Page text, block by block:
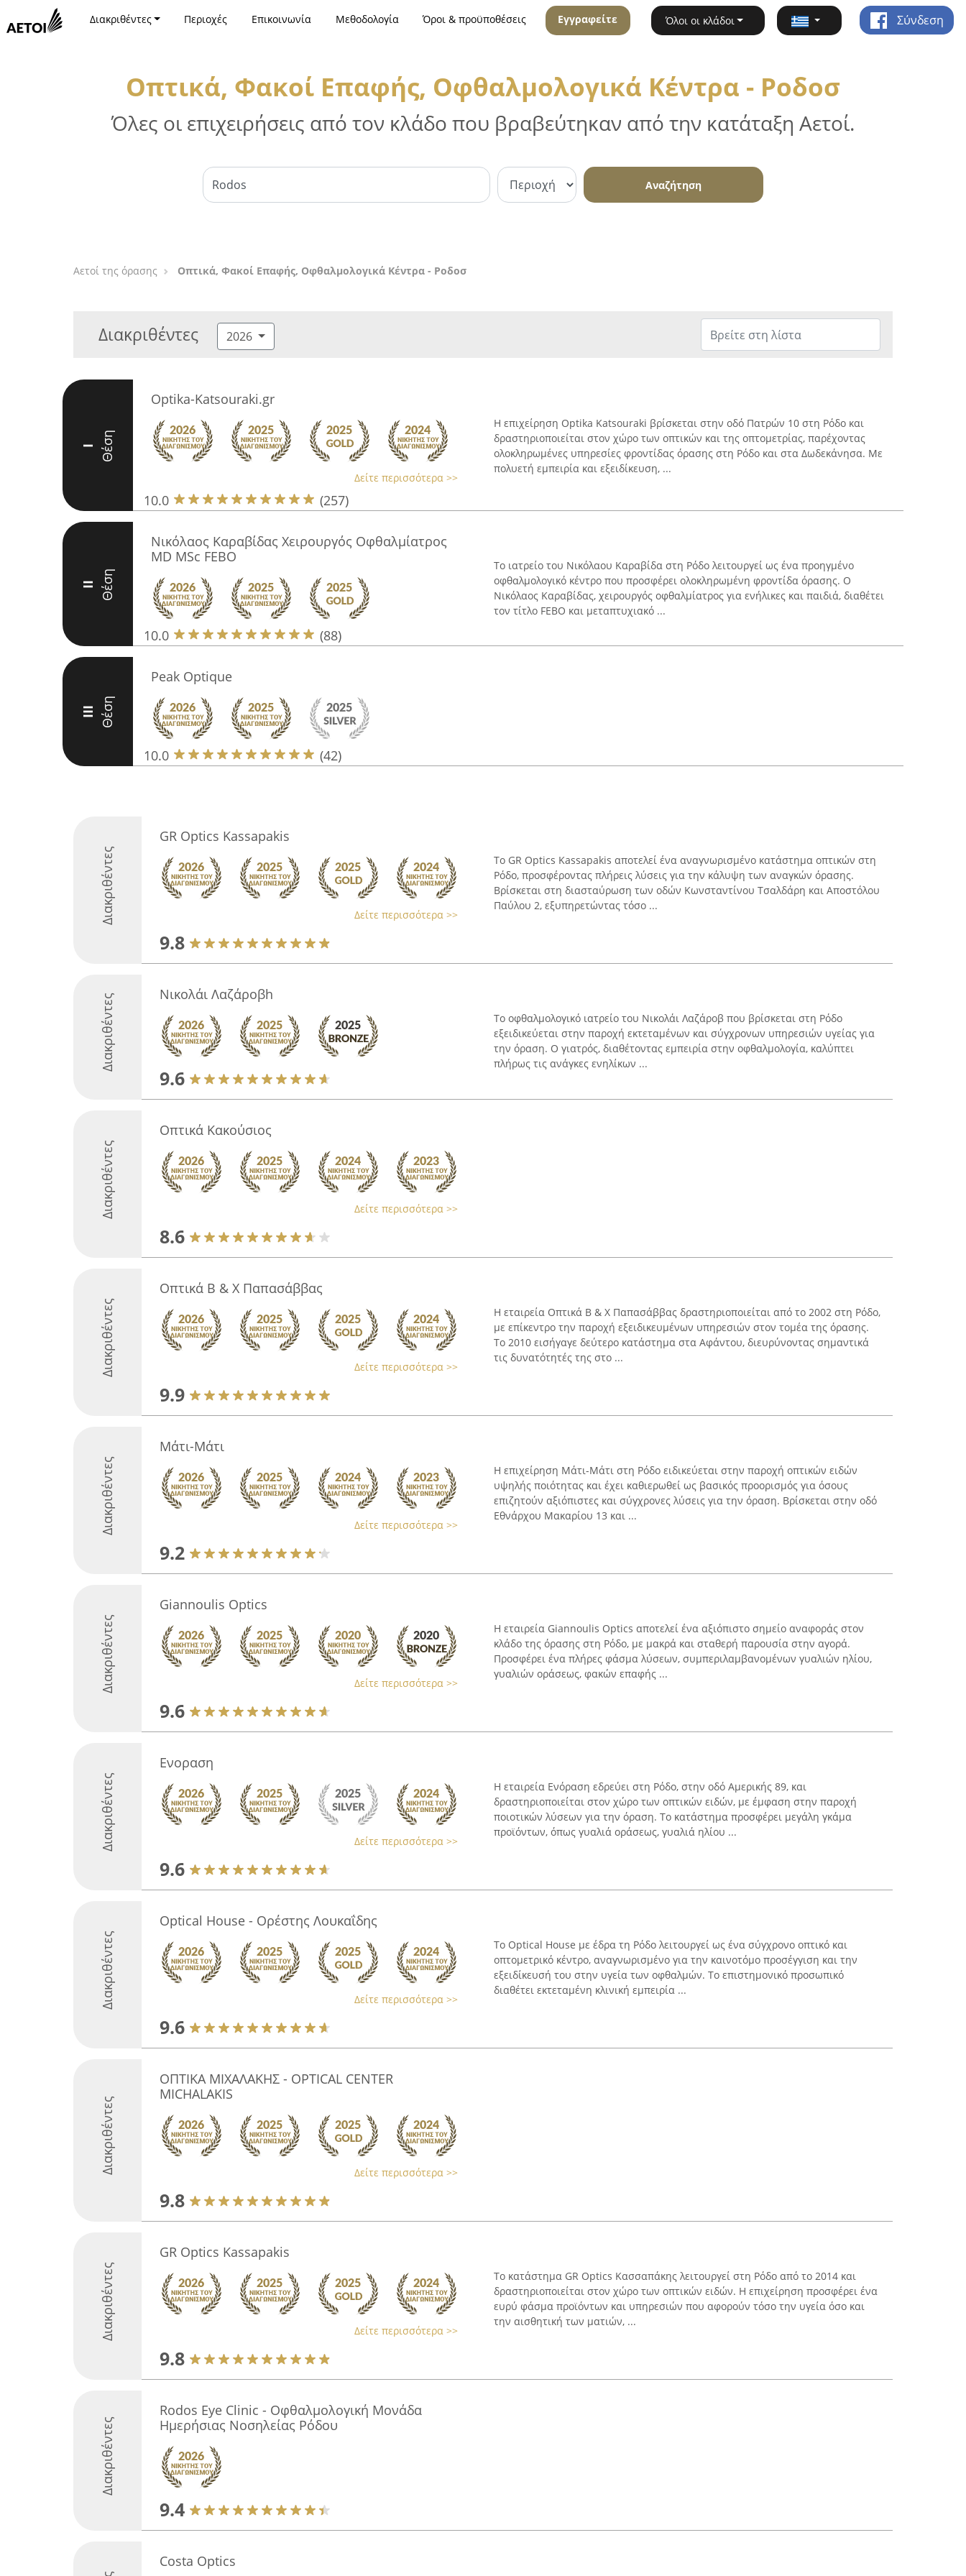
Διακριθέντες Περιοχές Επικοινωνία Μεθοδολογία Όροι & προϋποθέσεις Εγγραφείτε Όλοι οι κλάδοι Σύνδεση
Οπτικά, Φακοί Επαφής, Οφθαλμολογικά Κέντρα - Ροδοσ
Όλες οι επιχειρήσεις από τον κλάδο που βραβεύτηκαν από την κατάταξη Αετοί.
Αναζήτηση
Αετοί της όρασης Οπτικά, Φακοί Επαφής, Οφθαλμολογικά Κέντρα - Ροδοσ
Διακριθέντες 2026
I Θέση
Optika-Katsouraki.gr
Δείτε περισσότερα >>
10.0 (257)
Η επιχείρηση Optika Katsouraki βρίσκεται στην οδό Πατρών 10 στη Ρόδο και
δραστηριοποιείται στον χώρο των οπτικών και της οπτομετρίας, παρέχοντας
ολοκληρωμένες υπηρεσίες φροντίδας όρασης στη Ρόδο και στα Δωδεκάνησα. Με
πολυετή εμπειρία και εξειδίκευση, ...
II Θέση
Νικόλαος Καραβίδας Χειρουργός Οφθαλμίατρος
MD MSc FEBO
10.0 (88)
Το ιατρείο του Νικόλαου Καραβίδα στη Ρόδο λειτουργεί ως ένα προηγμένο
οφθαλμολογικό κέντρο που προσφέρει ολοκληρωμένη φροντίδα όρασης. Ο
Νικόλαος Καραβίδας, χειρουργός οφθαλμίατρος για ενήλικες και παιδιά, διαθέτει
τον τίτλο FEBO και μεταπτυχιακό ...
III Θέση
Peak Optique
10.0 (42)
Διακριθέντες
GR Optics Kassapakis
Δείτε περισσότερα >>
9.8
Το GR Optics Kassapakis αποτελεί ένα αναγνωρισμένο κατάστημα οπτικών στη
Ρόδο, προσφέροντας πλήρεις λύσεις για την κάλυψη των αναγκών όρασης.
Βρίσκεται στη διασταύρωση των οδών Κωνσταντίνου Τσαλδάρη και Αποστόλου
Παύλου 2, εξυπηρετώντας τόσο ...
Διακριθέντες Νικολάι Λαζάροβh
9.6
Το οφθαλμολογικό ιατρείο του Νικολάι Λαζάροβ που βρίσκεται στη Ρόδο
εξειδικεύεται στην παροχή εκτεταμένων και σύγχρονων υπηρεσιών υγείας για
την όραση. Ο γιατρός, διαθέτοντας εμπειρία στην οφθαλμολογία, καλύπτει
πλήρως τις ανάγκες ενηλίκων ...
Διακριθέντες
Οπτικά Κακούσιος
Δείτε περισσότερα >>
8.6
Διακριθέντες
Οπτικά Β & Χ Παπασάββας
Δείτε περισσότερα >>
9.9
Η εταιρεία Οπτικά Β & Χ Παπασάββας δραστηριοποιείται από το 2002 στη Ρόδο,
με επίκεντρο την παροχή εξειδικευμένων υπηρεσιών στον τομέα της όρασης.
Το 2010 εισήγαγε δεύτερο κατάστημα στα Αφάντου, διευρύνοντας σημαντικά
τις δυνατότητές της στο ...
Διακριθέντες
Μάτι-Μάτι
Δείτε περισσότερα >>
9.2
Η επιχείρηση Μάτι-Μάτι στη Ρόδο ειδικεύεται στην παροχή οπτικών ειδών
υψηλής ποιότητας και έχει καθιερωθεί ως βασικός προορισμός για όσους
επιζητούν αξιόπιστες και σύγχρονες λύσεις για την όραση. Βρίσκεται στην οδό
Εθνάρχου Μακαρίου 13 και ...
Διακριθέντες
Giannoulis Optics
Δείτε περισσότερα >>
9.6
Η εταιρεία Giannoulis Optics αποτελεί ένα αξιόπιστο σημείο αναφοράς στον
κλάδο της όρασης στη Ρόδο, με μακρά και σταθερή παρουσία στην αγορά.
Προσφέρει ένα πλήρες φάσμα λύσεων, συμπεριλαμβανομένων γυαλιών ηλίου,
γυαλιών οράσεως, φακών επαφής ...
Διακριθέντες
Ενοραση
Δείτε περισσότερα >>
9.6
Η εταιρεία Ενόραση εδρεύει στη Ρόδο, στην οδό Αμερικής 89, και
δραστηριοποιείται στον χώρο των οπτικών ειδών, με έμφαση στην παροχή
ποιοτικών λύσεων για την όραση. Το κατάστημα προσφέρει μεγάλη γκάμα
προϊόντων, όπως γυαλιά οράσεως, γυαλιά ηλίου ...
Διακριθέντες
Optical House - Ορέστης Λουκαΐδης
Δείτε περισσότερα >>
9.6
Το Optical House με έδρα τη Ρόδο λειτουργεί ως ένα σύγχρονο οπτικό και
οπτομετρικό κέντρο, αναγνωρισμένο για την καινοτόμο προσέγγιση και την
εξειδίκευσή του στην υγεία των οφθαλμών. Το επιστημονικό προσωπικό
διαθέτει εκτεταμένη κλινική εμπειρία ...
Διακριθέντες
ΟΠΤΙΚΑ ΜΙΧΑΛΑΚΗΣ - OPTICAL CENTER
MICHALAKIS
Δείτε περισσότερα >>
9.8
Διακριθέντες
GR Optics Kassapakis
Δείτε περισσότερα >>
9.8
Το κατάστημα GR Optics Κασσαπάκης λειτουργεί στη Ρόδο από το 2014 και
δραστηριοποιείται στον χώρο των οπτικών ειδών. Η επιχείρηση προσφέρει ένα
ευρύ φάσμα προϊόντων και υπηρεσιών που αφορούν τόσο την υγεία όσο και
την αισθητική των ματιών, ...
Διακριθέντες
Rodos Eye Clinic - Οφθαλμολογική Μονάδα
Ημερήσιας Νοσηλείας Ρόδου
9.4
Costa Optics